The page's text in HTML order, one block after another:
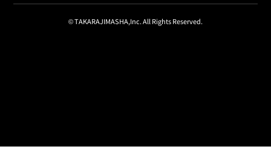
© TAKARAJIMASHA,Inc. All Rights Reserved.